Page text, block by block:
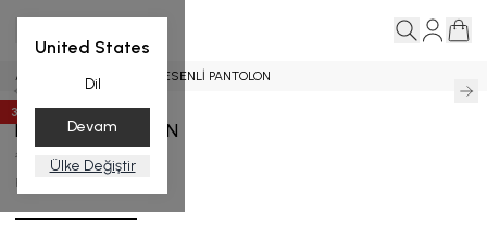
United States
Dil
Devam
Ülke Değiştir
Ana Sayfa Pantolon DESENLİ PANTOLON
35 %İndirim
DESENLİ PANTOLON
₺ 8,999.00₺ 5,849.35
PA.8002-25_R133_L